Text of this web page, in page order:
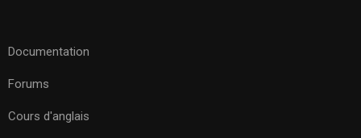
Documentation
Forums
Cours d'anglais